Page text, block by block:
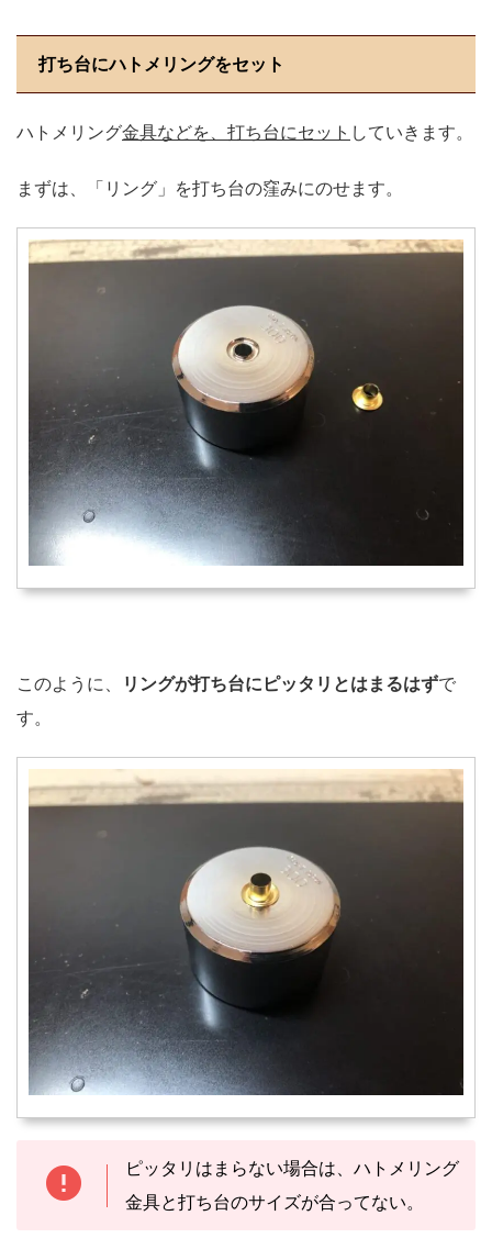
打ち台にハトメリングをセット
ハトメリング金具などを、打ち台にセット していきます。
まずは、「リング」を打ち台の窪みにのせます。
このように、 リングが打ち台にピッタリとはまるはずで
す。
ピッタリはまらない場合は、ハトメリング
金具と打ち台のサイズが合ってない。